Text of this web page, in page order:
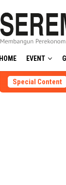
HOME EVENT
Special Content